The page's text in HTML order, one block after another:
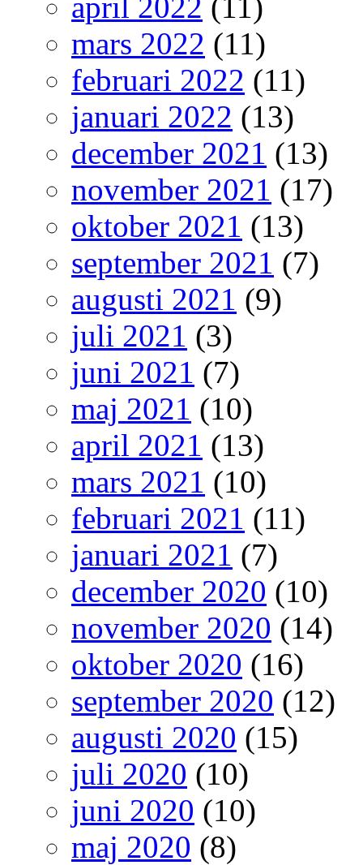
mars 2022 (11)
februari 2022 (11)
januari 2022 (13)
december 2021 (13)
november 2021 (17)
oktober 2021 (13)
september 2021 (7)
augusti 2021 (9)
juli 2021 (3)
juni 2021 (7)
maj 2021 (10)
april 2021 (13)
mars 2021 (10)
februari 2021 (11)
januari 2021 (7)
december 2020 (10)
november 2020 (14)
oktober 2020 (16)
september 2020 (12)
augusti 2020 (15)
juli 2020 (10)
juni 2020 (10)
maj 2020 (8)